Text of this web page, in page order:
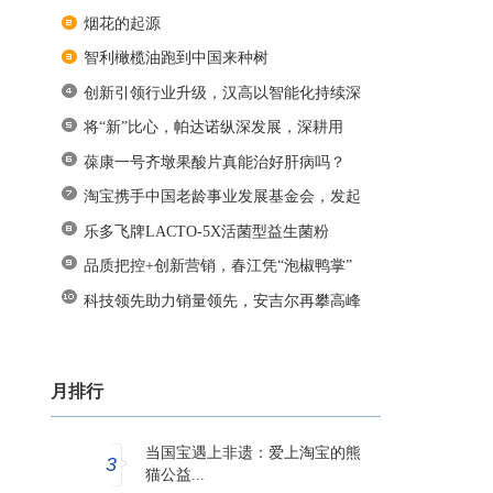
烟花的起源
智利橄榄油跑到中国来种树
创新引领行业升级，汉高以智能化持续深
将“新”比心，帕达诺纵深发展，深耕用
葆康一号齐墩果酸片真能治好肝病吗？
淘宝携手中国老龄事业发展基金会，发起
乐多飞牌LACTO-5X活菌型益生菌粉
（GOLD
品质把控+创新营销，春江凭“泡椒鸭掌”
科技领先助力销量领先，安吉尔再攀高峰
月排行
3
当国宝遇上非遗：爱上淘宝的熊
猫公益...